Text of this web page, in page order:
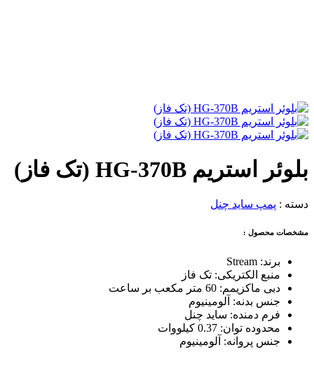
بلوئر استریم HG-370B (تک فاز)
دسته : پمپ ساید چنل
مشخصات محصول :
برند:
Stream
منبع الکتریکی: تک فاز
دبی ماکزیمم: 60 متر مکعب بر ساعت
جنس بدنه: آلومینیوم
فرم دمنده: ساید چنل
محدوده توان: 0.37 کیلووات
جنس پروانه: آلومینیوم